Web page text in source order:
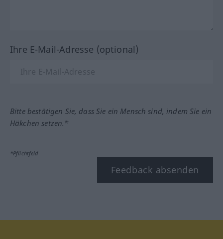
Ihre E-Mail-Adresse (optional)
Bitte bestätigen Sie, dass Sie ein Mensch sind, indem Sie ein
Häkchen setzen.*
*Pflichtfeld
Feedback absenden